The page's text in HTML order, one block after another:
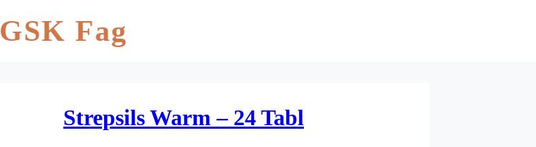
GSK Fag
Strepsils Warm – 24 Tabl